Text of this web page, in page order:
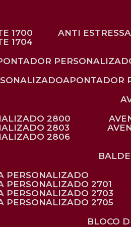
1700
ANTI
1704
2800
2803
2806
PERSONALIZADO
PERSONALIZADO 2701
PERSONALIZADO 2703
PERSONALIZADO 2705
BLOCO